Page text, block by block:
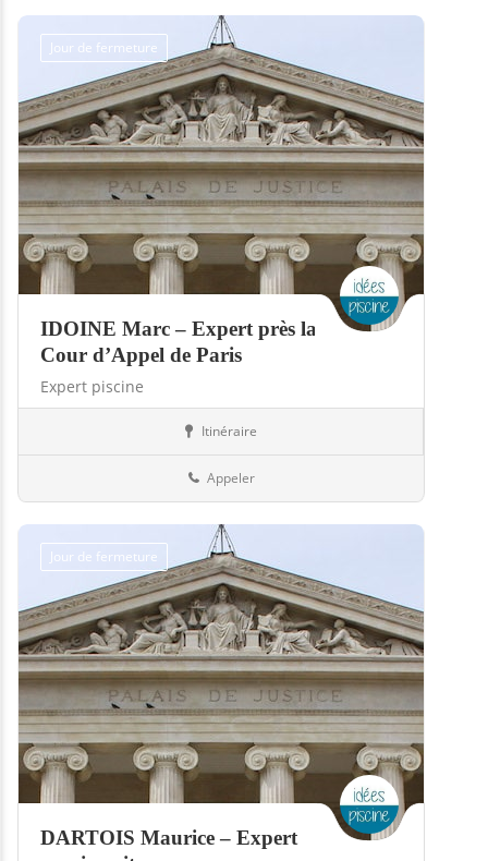
Jour de fermeture
IDOINE Marc – Expert près la
Cour d’Appel de Paris
Expert piscine
Itinéraire
Appeler
Jour de fermeture
DARTOIS Maurice – Expert